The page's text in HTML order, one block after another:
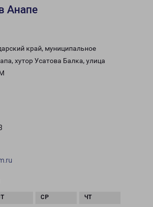
Анапе
край, муниципальное
хутор Усатова Балка, улица